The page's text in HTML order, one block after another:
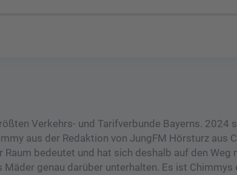
Verkehrs- und Tarifverbunde Bayerns. 2024
aus der Redaktion von JungFM Hörsturz aus
bedeutet und hat sich deshalb auf den Weg
genau darüber unterhalten. Es ist Chimmys